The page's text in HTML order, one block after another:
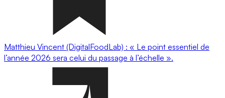
Matthieu Vincent (DigitalFoodLab) : « Le point essentiel de
l’année 2026 sera celui du passage à l’échelle ».